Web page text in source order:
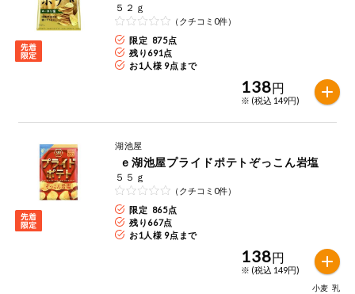
５２ｇ
（クチコミ0件）
限定 875点
残り 691点
お1人様 9点まで
138円
※ (税込 149円)
湖池屋
ｅ湖池屋プライドポテトぞっこん岩塩
５５ｇ
（クチコミ0件）
限定 865点
残り 667点
お1人様 9点まで
138円
※ (税込 149円)
小麦 乳